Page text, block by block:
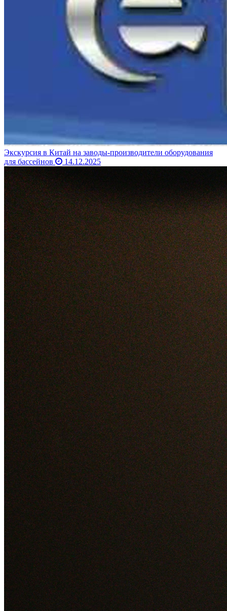
Экскурсия в Китай на заводы-производители оборудования
для бассейнов
14.12.2025